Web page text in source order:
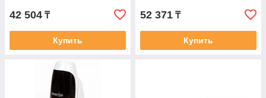
42 504 ₸
Купить
52 371 ₸
Купить